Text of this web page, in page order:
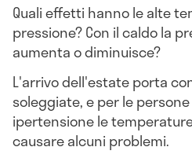
Quali effetti hanno le alte
pressione? Con il caldo la
aumenta o diminuisce?
L'arrivo dell'estate porta
soleggiate, e per le
ipertensione le
causare alcuni problemi.